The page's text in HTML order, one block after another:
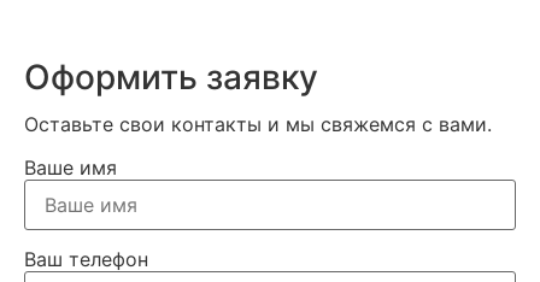
Оформить заявку
Оставьте свои контакты и мы свяжемся с вами.
Ваше имя
Ваш телефон